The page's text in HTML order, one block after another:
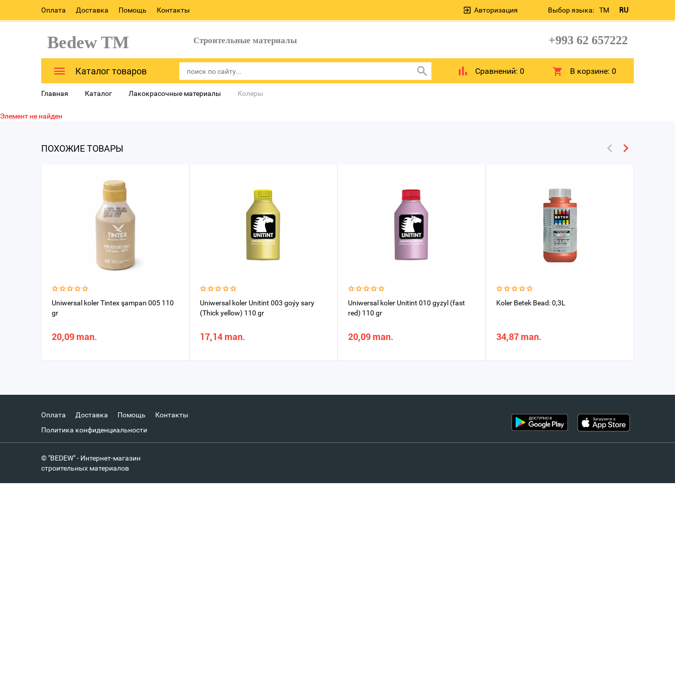
Оплата Доставка Помощь Контакты Выбор языка: TM RU
Авторизация
Bedew TM Строительные материалы +993 62 657222
Каталог товаров Сравнений: 0 В корзине:0
Главная Каталог Лакокрасочные материалы Колеры
Элемент не найден
ПОХОЖИЕ ТОВАРЫ
Uniwersal koler Tintex şampan 005 110
gr
20,09 man.
Uniwersal koler Unitint 003 goýy sary
(Thick yellow) 110 gr
17,14 man.
Uniwersal koler Unitint 010 gyzyl (fast
red) 110 gr
20,09 man.
Koler Betek Bead: 0,3L
34,87 man.
Оплата Доставка Помощь
Контакты
Политика конфиденциальности
© "BEDEW" - Интернет-магазин
строительных материалов